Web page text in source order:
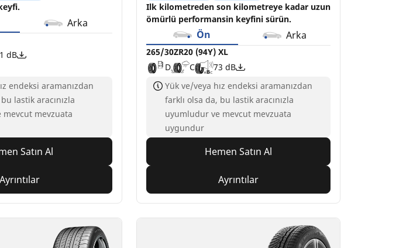
Arka
dB
endeksi aramanızdan
lastik aracınızla
mevzuata
Satın Al
Ayrıntılar
Ilk kilometreden son kilometreye kadar uzun
ömürlü performansin keyfini sürün.
Ön Arka
265/30ZR20 (94Y) XL
D
C 73 dB
Yük ve/veya hız endeksi aramanızdan
farklı olsa da, bu lastik aracınızla
uyumludur ve mevcut mevzuata
uygundur
Hemen Satın Al
Ayrıntılar